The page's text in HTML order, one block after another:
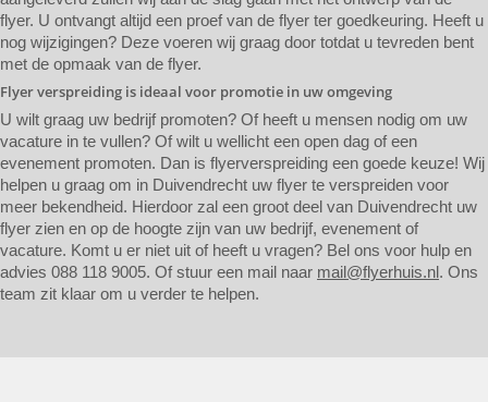
flyer. U ontvangt altijd een proef van de flyer ter goedkeuring. Heeft u
nog wijzigingen? Deze voeren wij graag door totdat u tevreden bent
met de opmaak van de flyer.
Flyer verspreiding is ideaal voor promotie in uw omgeving
U wilt graag uw bedrijf promoten? Of heeft u mensen nodig om uw
vacature in te vullen? Of wilt u wellicht een open dag of een
evenement promoten. Dan is flyerverspreiding een goede keuze! Wij
helpen u graag om in Duivendrecht uw flyer te verspreiden voor
meer bekendheid. Hierdoor zal een groot deel van Duivendrecht uw
flyer zien en op de hoogte zijn van uw bedrijf, evenement of
vacature. Komt u er niet uit of heeft u vragen? Bel ons voor hulp en
advies 088 118 9005. Of stuur een mail naar mail@flyerhuis.nl. Ons
team zit klaar om u verder te helpen.